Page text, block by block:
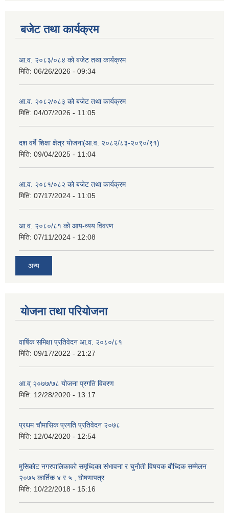
बजेट तथा कार्यक्रम
आ.व. २०८३/०८४ को बजेट तथा कार्यक्रम
मिति: 06/26/2026 - 09:34
आ.व. २०८२/०८३ को बजेट तथा कार्यक्रम
मिति: 04/07/2026 - 11:05
दश वर्षे शिक्षा क्षेत्र योजना(आ.व. २०८२/८३-२०९०/९१)
मिति: 09/04/2025 - 11:04
आ.व. २०८१/०८२ को बजेट तथा कार्यक्रम
मिति: 07/17/2024 - 11:05
आ.व. २०८०/८१ को आय-व्यय विवरण
मिति: 07/11/2024 - 12:08
अन्य
योजना तथा परियोजना
वार्षिक समिक्षा प्रतिवेदन आ.व. २०८०/८१
मिति: 09/17/2022 - 21:27
आ.व् २०७७/७८ योजना प्रगति विवरण
मिति: 12/28/2020 - 13:17
प्रथम चाैमासिक प्रगति प्रतिवेदन २०७८
मिति: 12/04/2020 - 12:54
मुसिकाेट नगरपालिकाकाे समृध्दिका संभावना र चुनाैती विषयक बाैध्दिक सम्मेलन
२०७५ कार्तिक ४ र ५ , घाेषणापत्र
मिति: 10/22/2018 - 15:16